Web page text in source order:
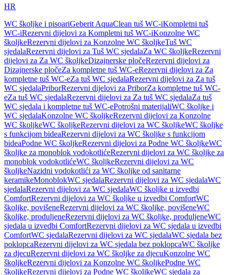
HR
WC školjke i pisoariGeberit AquaClean tuš WC-iKompletni tuš
WC-iRezervni dijelovi za Kompletni tuš WC-iKonzolne WC
školjkeRezervni dijelovi za Konzolne WC školjkeTuš WC
sjedalaRezervni dijelovi za Tuš WC sjedalaZa WC školjkeRezervni
dijelovi za Za WC školjkeDizajnerske pločeRezervni dijelovi za
Dizajnerske pločeZa kompletne tuš WC-eRezervni dijelovi za Za
kompletne tuš WC-eZa tuš WC sjedalaRezervni dijelovi za Za tuš
WC sjedalaPriborRezervni dijelovi za PriborZa kompletne tuš WC-
eZa tuš WC sjedalaRezervni dijelovi za Za tuš WC sjedalaZa tuš
WC sjedala i kompletne tuš WC-ePotrošni materijaliWC školjke i
WC sjedalaKonzolne WC školjkeRezervni dijelovi za Konzolne
WC školjkeWC školjkeRezervni dijelovi za WC školjkeWC školjke
s funkcijom bideaRezervni dijelovi za WC školjke s funkcijom
bideaPodne WC školjkeRezervni dijelovi za Podne WC školjkeWC
školjke za monoblok vodokotlićeRezervni dijelovi za WC školjke za
monoblok vodokotlićeWC školjkeRezervni dijelovi za WC
školjkeNazidni vodokotlići za WC školjke od sanitarne
keramikeMonoblokWC sjedalaRezervni dijelovi za WC sjedalaWC
sjedalaRezervni dijelovi za WC sjedalaWC školjke u izvedbi
ComfortRezervni dijelovi za WC školjke u izvedbi ComfortWC
školjke, povišeneRezervni dijelovi za WC školjke, povišeneWC
školjke, produljeneRezervni dijelovi za WC školjke, produljeneWC
sjedala u izvedbi ComfortRezervni dijelovi za WC sjedala u izvedbi
ComfortWC sjedalaRezervni dijelovi za WC sjedalaWC sjedala bez
poklopcaRezervni dijelovi za WC sjedala bez poklopcaWC školjke
za djecuRezervni dijelovi za WC školjke za djecuKonzolne WC
školjkeRezervni dijelovi za Konzolne WC školjkePodne WC
školjkeRezervni dijelovi za Podne WC školjkeWC sjedala za